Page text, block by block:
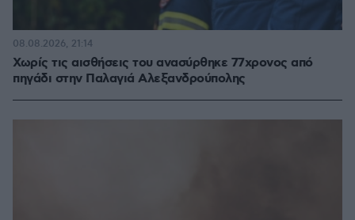
Χωρίς τις αισθήσεις του ανασύρθηκε 77χρονος από
πηγάδι στην Παλαγιά Αλεξανδρούπολης
08.08.2026, 21:14